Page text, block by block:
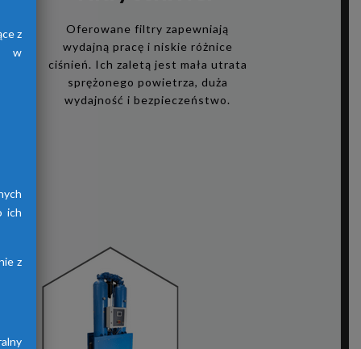
Oferowane filtry zapewniają
wydajną pracę i niskie różnice
ciśnień. Ich zaletą jest mała utrata
sprężonego powietrza, duża
wydajność i bezpieczeństwo.
z
w
ich
z